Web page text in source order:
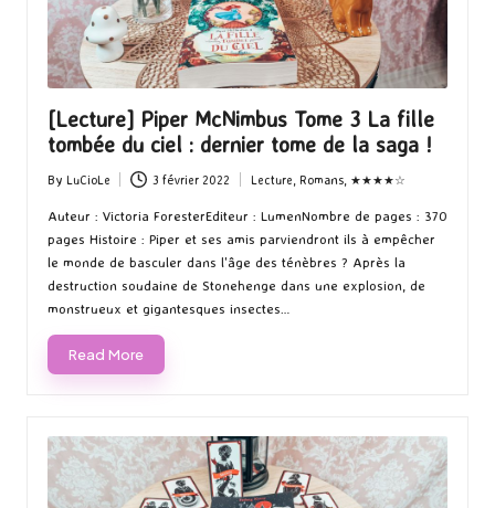
[Lecture] Piper McNimbus Tome 3 La fille
tombée du ciel : dernier tome de la saga !
Posted
by
By LuCioLe 3 février 2022
Posted
Lecture Romans, ★★★★☆
Auteur : Victoria ForesterEditeur : LumenNombre de pages : 370
pages Histoire : Piper et ses amis parviendront ils à empêcher
le monde de basculer dans l'âge des ténèbres ? Après la
destruction soudaine de Stonehenge dans une explosion, de
monstrueux et gigantesques insectes…
Read More